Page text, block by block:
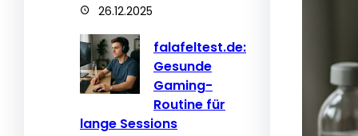
26.12.2025
falafeltest.de:
Gesunde
Gaming-
Routine für
lange Sessions